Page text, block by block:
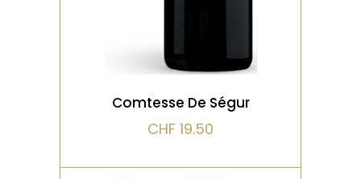
Comtesse De Ségur
CHF 19.50